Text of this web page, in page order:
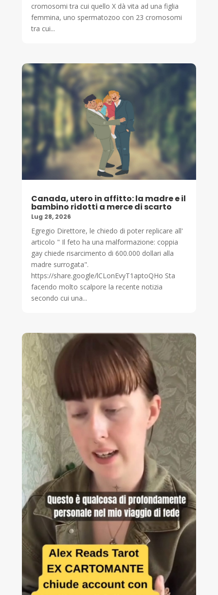
cromosomi tra cui quello X dà vita ad una figlia
femmina, uno spermatozoo con 23 cromosomi
tra cui...
Canada, utero in affitto: la madre e il
bambino ridotti a merce di scarto
Lug 28, 2026
Egregio Direttore, le chiedo di poter replicare all'
articolo " Il feto ha una malformazione: coppia
gay chiede risarcimento di 600.000 dollari alla
madre surrogata".
https://share.google/lCLonEvyT1aptoQHo Sta
facendo molto scalpore la recente notizia
secondo cui una...